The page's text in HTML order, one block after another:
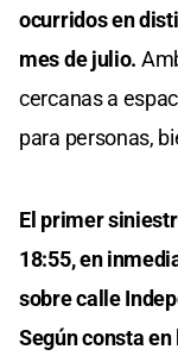
ocurridos en
mes de julio.
cercanas a
para personas,
El primer
18:55, en
sobre calle
Según consta